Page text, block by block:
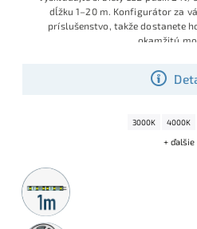
dĺžku 1–20 m. Konfigurátor za
príslušenstvo, takže dostanete
okamžitú
3000K 4000K
+ ďalšie
Metrážny
predaj